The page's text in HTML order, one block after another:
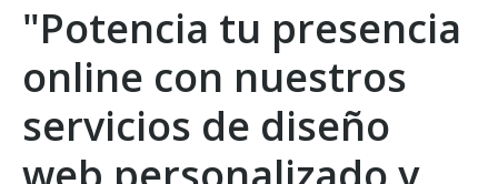
"Potencia tu presencia
online con nuestros
servicios de diseño